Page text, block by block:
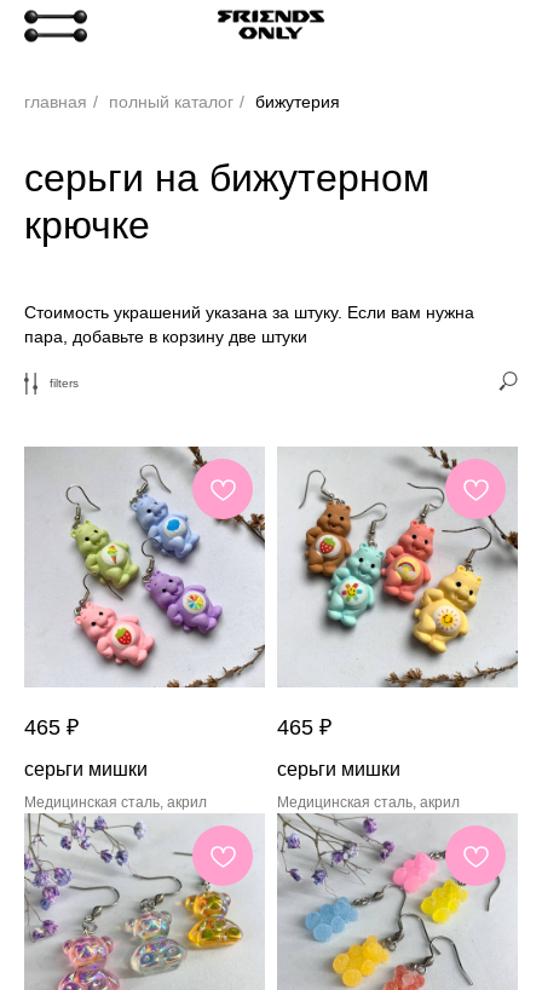
главная / полный каталог / бижутерия
серьги на бижутерном
крючке
Стоимость украшений указана за штуку. Если вам нужна
пара, добавьте в корзину две штуки
filters
465 ₽
серьги мишки
Медицинская сталь, акрил
465 ₽
серьги мишки
Медицинская сталь, акрил